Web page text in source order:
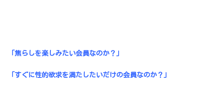
「焦らしを楽しみたい会員なのか？」
「すぐに性的欲求を満たしたいだけの会員なのか？」